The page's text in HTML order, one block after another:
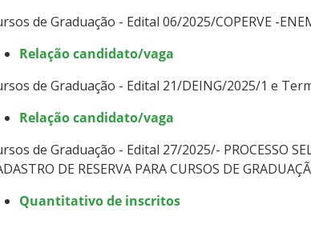
de Graduação - Edital 06/2025/COPERVE -
Relação candidato/vaga​
de Graduação - Edital 21/DEING/2025/1 e
Relação candidato/vaga​
de Graduação - Edital 27/2025/- PROCESSO
DE RESERVA PARA CURSOS DE
Quantitativo de inscritos